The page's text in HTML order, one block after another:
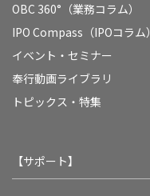
OBC 360°（業務コラム）
IPO Compass（IPOコラム）
イベント・セミナー
奉行動画ライブラリ
トピックス・特集
【サポート】